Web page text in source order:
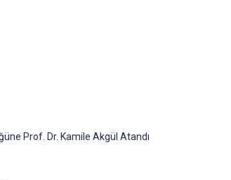
Prof. Dr. Kamile Akgül Atandı